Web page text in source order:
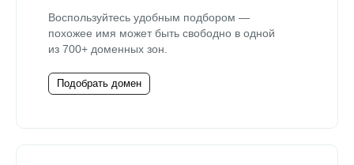
Воспользуйтесь удобным подбором —
похожее имя может быть свободно в одной
из 700+ доменных зон.
Подобрать домен